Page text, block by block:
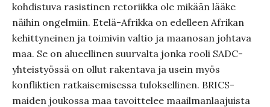
kohdistuva rasistinen retoriikka ole mikään lääke
näihin ongelmiin. Etelä-Afrikka on edelleen Afrikan
kehittyneinen ja toimivin valtio ja maanosan johtava
maa. Se on alueellinen suurvalta jonka rooli SADC-
yhteistyössä on ollut rakentava ja usein myös
konfliktien ratkaisemisessa tuloksellinen. BRICS-
maiden joukossa maa tavoittelee maailmanlaajuista